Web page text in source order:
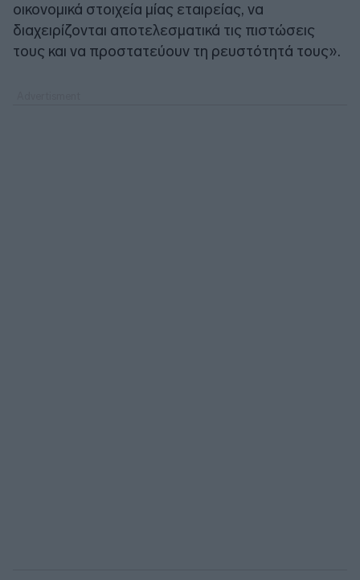
οικονομικά στοιχεία μίας εταιρείας, να
διαχειρίζονται αποτελεσματικά τις πιστώσεις
τους και να προστατεύουν τη ρευστότητά τους».